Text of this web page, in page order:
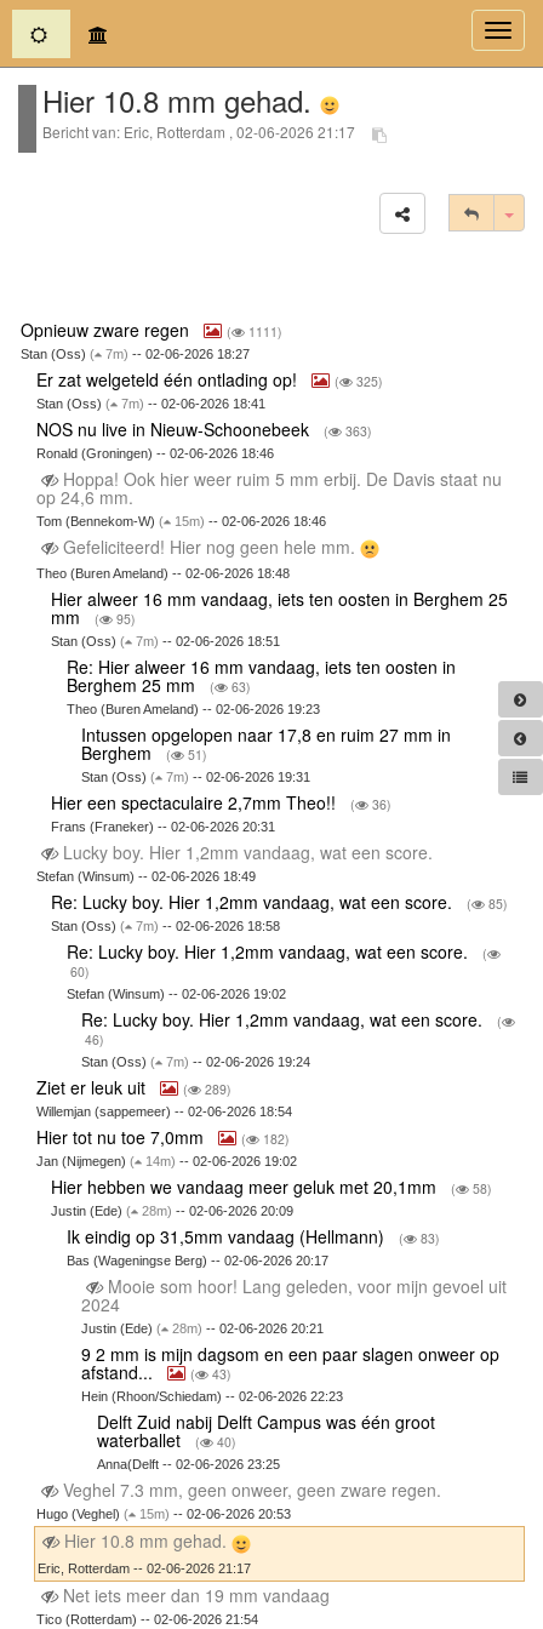
(current)
Hier 10.8 mm gehad.
Bericht van: Eric, Rotterdam , 02-06-2026 21:17
Opnieuw zware regen ( 1111)
Stan (Oss) ( 7m) -- 02-06-2026 18:27
Er zat welgeteld één ontlading op! ( 325)
Stan (Oss) ( 7m) -- 02-06-2026 18:41
NOS nu live in Nieuw-Schoonebeek ( 363)
Ronald (Groningen) -- 02-06-2026 18:46
Hoppa! Ook hier weer ruim 5 mm erbij. De Davis staat nu
op 24,6 mm.
Tom (Bennekom-W) ( 15m) -- 02-06-2026 18:46
Gefeliciteerd! Hier nog geen hele mm.
Theo (Buren Ameland) -- 02-06-2026 18:48
Hier alweer 16 mm vandaag, iets ten oosten in Berghem 25
mm ( 95)
Stan (Oss)( 7m) -- 02-06-2026 18:51
Re: Hier alweer 16 mm vandaag, iets ten oosten in
Berghem 25 mm ( 63)
Theo (Buren Ameland) -- 02-06-2026 19:23
Intussen opgelopen naar 17,8 en ruim 27 mm in
Berghem ( 51)
Stan (Oss)( 7m) -- 02-06-2026 19:31
Hier een spectaculaire 2,7mm Theo!! ( 36)
Frans (Franeker) -- 02-06-2026 20:31
Lucky boy. Hier 1,2mm vandaag, wat een score.
Stefan (Winsum) -- 02-06-2026 18:49
Re: Lucky boy. Hier 1,2mm vandaag, wat een score. ( 85)
Stan (Oss)( 7m) -- 02-06-2026 18:58
Re: Lucky boy. Hier 1,2mm vandaag, wat een score.
(
60)
Stefan (Winsum) -- 02-06-2026 19:02
Re: Lucky boy. Hier 1,2mm vandaag, wat een score.
(
46)
Stan (Oss)( 7m) -- 02-06-2026 19:24
Ziet er leuk uit ( 289)
Willemjan (sappemeer) -- 02-06-2026 18:54
Hier tot nu toe 7,0mm ( 182)
Jan (Nijmegen) ( 14m) -- 02-06-2026 19:02
Hier hebben we vandaag meer geluk met 20,1mm ( 58)
Justin (Ede)( 28m) -- 02-06-2026 20:09
Ik eindig op 31,5mm vandaag (Hellmann) ( 83)
Bas (Wageningse Berg) -- 02-06-2026 20:17
Mooie som hoor! Lang geleden, voor mijn gevoel uit
2024
Justin (Ede)( 28m) -- 02-06-2026 20:21
9 2 mm is mijn dagsom en een paar slagen onweer op
afstand... ( 43)
Hein (Rhoon/Schiedam) -- 02-06-2026 22:23
Delft Zuid nabij Delft Campus was één groot
waterballet ( 40)
Anna(Delft -- 02-06-2026 23:25
Veghel 7.3 mm, geen onweer, geen zware regen.
Hugo (Veghel) ( 15m) -- 02-06-2026 20:53
Hier 10.8 mm gehad.
Eric, Rotterdam -- 02-06-2026 21:17
Net iets meer dan 19 mm vandaag
Tico (Rotterdam) -- 02-06-2026 21:54